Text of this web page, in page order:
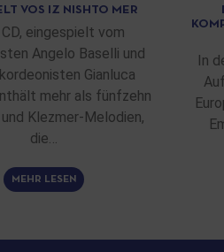
VOS IZ NISHTO MER
CD, eingespielt vom
Angelo Baselli und
Gianluca
mehr als fünfzehn
Klezmer-Melodien,
die…
MEHR LESEN
In